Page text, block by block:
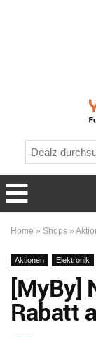
Home » Shops »
Aktionen Elektronik
[MyBy]
Rabatt